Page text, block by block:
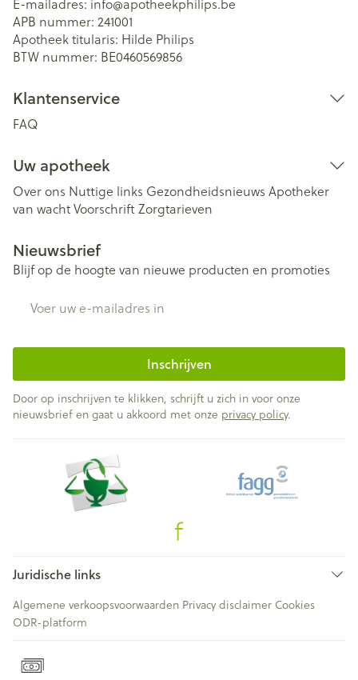
E-mailadres: info@apotheekphilips.be
APB nummer: 241001
Apotheek titularis: Hilde Philips
BTW nummer: BE0460569856
Klantenservice
FAQ
Uw apotheek
Over ons Nuttige links Gezondheidsnieuws Apotheker
van wachtVoorschriftZorgtarieven
Nieuwsbrief
Blijf op de hoogte van nieuwe producten en promoties
Inschrijven
Door op inschrijven te klikken, schrijft u zich in voor onze
nieuwsbrief en gaat u akkoord met onze privacy policy.
Juridische links
Algemene verkoopsvoorwaarden Privacy disclaimer Cookies
ODR-platform